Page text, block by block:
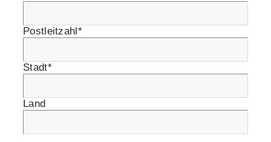
Postleitzahl*
Stadt*
Land